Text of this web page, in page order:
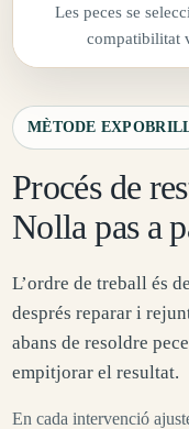
Les peces se
compatibilitat
MÈTODE
Procés de
Nolla pas a
L’ordre de treball és
després reparar i
abans de resoldre
empitjorar el resultat.
En cada intervenció